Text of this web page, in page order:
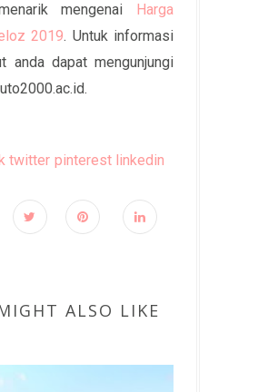
mengenai
Harga
2019. Untuk informasi
anda dapat mengunjungi
twitter pinterest linkedin
ALSO LIKE